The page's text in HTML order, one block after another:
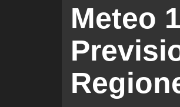
Meteo